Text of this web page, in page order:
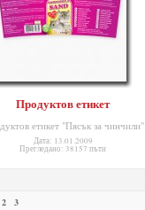
Продуктов етикет
етикет "Пясък за чинчили"
Дата: 13.01.2009
Прегледано: 38157 пъти
2 3